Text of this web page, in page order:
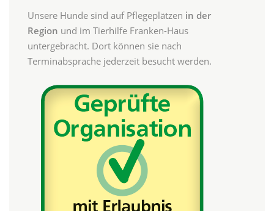
Unsere Hunde sind auf Pflegeplätzen in der
Region und im Tierhilfe Franken-Haus
untergebracht. Dort können sie nach
Terminabsprache jederzeit besucht werden.